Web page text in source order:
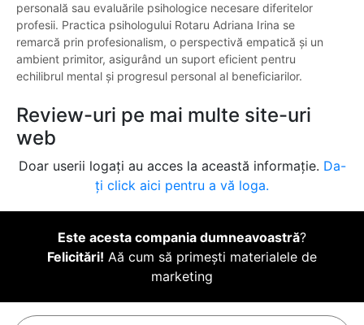
personală sau evaluările psihologice necesare diferitelor
profesii. Practica psihologului Rotaru Adriana Irina se
remarcă prin profesionalism, o perspectivă empatică și un
ambient primitor, asigurând un suport eficient pentru
echilibrul mental și progresul personal al beneficiarilor.
Review-uri pe mai multe site-uri
web
Doar userii logați au acces la această informație. Da-
ți click aici pentru a vă loga.
Este acesta compania dumneavoastră?
Felicitări! Aă cum să primești materialele de
marketing